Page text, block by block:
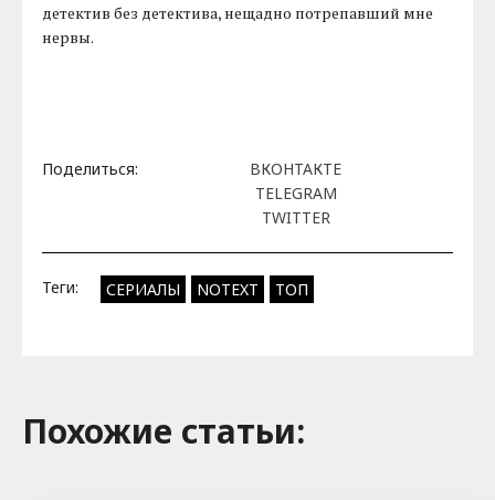
детектив без детектива, нещадно потрепавший мне
нервы.
Поделиться:
ВКОНТАКТЕ
TELEGRAM
TWITTER
Теги: СЕРИАЛЫ NOTEXT ТОП
Похожие cтатьи: